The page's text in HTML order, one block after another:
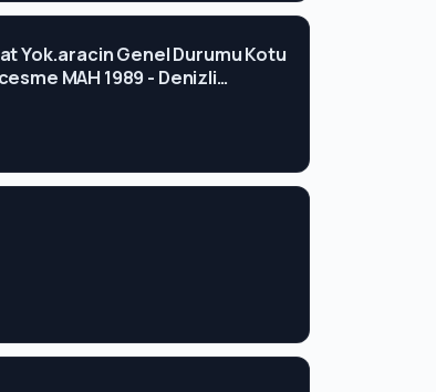
Yok.aracin Genel Durumu Kotu
MAH 1989 - Denizli